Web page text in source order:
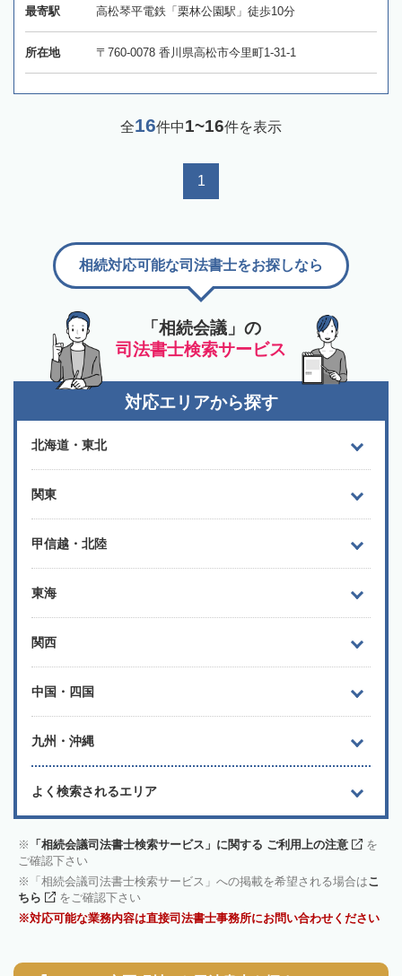
最寄駅 高松琴平電鉄「栗林公園駅」徒歩10分
所在地 〒760-0078 香川県高松市今里町1-31-1
全16件中1~16件を表示
1
「相続会議」の
司法書士検索サービス
相続対応可能な司法書士をお探しなら
対応エリアから探す
北海道・東北
関東
甲信越・北陸
東海
関西
中国・四国
九州・沖縄
よく検索されるエリア
「相続会議司法書士検索サービス」に関する ご利用上の注意
を
ご確認下さい
「相続会議司法書士検索サービス」への掲載を希望される場合はこ
ちら
をご確認下さい
対応可能な業務内容は直接司法書士事務所にお問い合わせください